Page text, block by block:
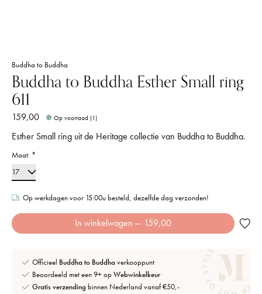
Buddha to Buddha
Buddha to Buddha Esther Small ring
611
159,00 Op voorraad (1)
Esther Small ring uit de Heritage collectie van Buddha to Buddha.
Maat: *
Op werkdagen voor 15:00u besteld, dezelfde dag verzonden!
In winkelwagen — 159,00
Officieel Buddha to Buddha verkooppunt
Beoordeeld met een 9+ opWebwinkelkeur
Gratis verzending binnen Nederland vanaf €50,-